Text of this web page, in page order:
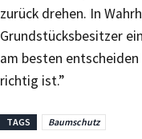
zurück drehen. In
Grundstücksbesitzer
am besten
richtig ist.”
TAGS Baumschutz